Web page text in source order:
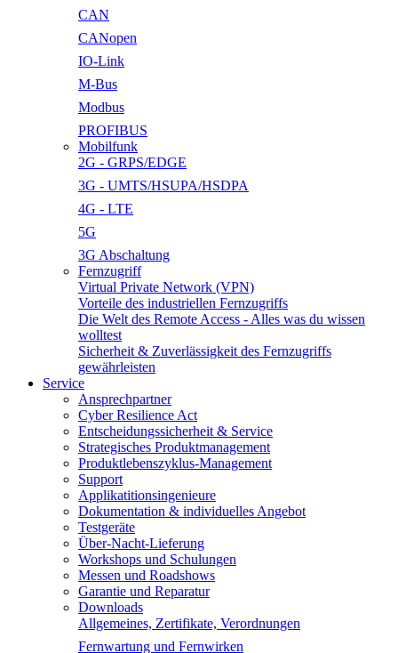
CAN
CANopen
IO-Link
M-Bus
Modbus
PROFIBUS
Mobilfunk
2G - GRPS/EDGE
3G - UMTS/HSUPA/HSDPA
4G - LTE
5G
3G Abschaltung
Fernzugriff
Virtual Private Network (VPN)
Vorteile des industriellen Fernzugriffs
Die Welt des Remote Access - Alles was du wissen
wolltest
Sicherheit & Zuverlässigkeit des Fernzugriffs
gewährleisten
Service
Ansprechpartner
Cyber Resilience Act
Entscheidungssicherheit & Service
Strategisches Produktmanagement
Produktlebenszyklus-Management
Support
Applikatitionsingenieure
Dokumentation & individuelles Angebot
Testgeräte
Über-Nacht-Lieferung
Workshops und Schulungen
Messen und Roadshows
Garantie und Reparatur
Downloads
Allgemeines, Zertifikate, Verordnungen
Fernwartung und Fernwirken